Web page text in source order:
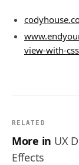
view-with-
RELATED
More in UX
Effects